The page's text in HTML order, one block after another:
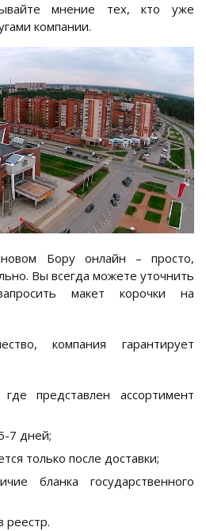
мнение тех, кто уже
компании.
Бору онлайн – просто,
Вы всегда можете уточнить
макет корочки на
компания гарантирует
где представлен ассортимент
7 дней;
только после доставки;
бланка государственного
реестр.